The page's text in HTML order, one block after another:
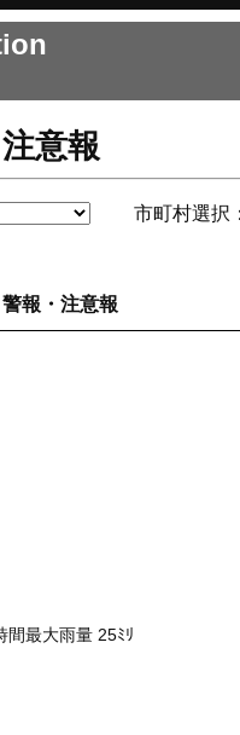
意報
市町村選択
報・注意報
間最大雨量 25ﾐﾘ